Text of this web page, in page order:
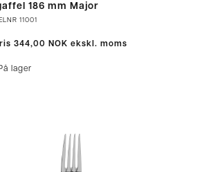
186 mm Major
11001
344,00 NOK ekskl. moms
lager